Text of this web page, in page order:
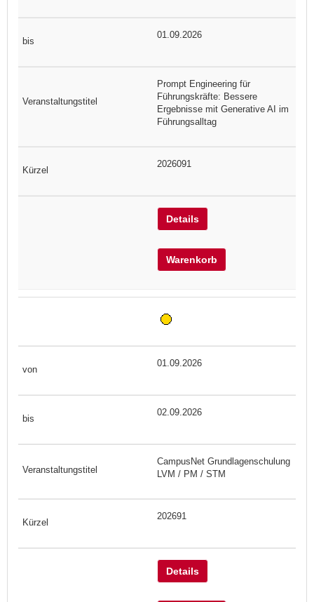
01.09.2026
Prompt Engineering für
Führungskräfte: Bessere
Ergebnisse mit Generative AI im
Führungsalltag
2026091
Details
Warenkorb
01.09.2026
02.09.2026
CampusNet Grundlagenschulung
LVM / PM / STM
202691
Details